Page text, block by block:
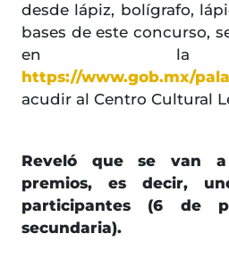
desde lápiz, bolígrafo,
bases de este concurso,
en la
https://www.gob.mx/
acudir al Centro Cultural
Reveló que se van
premios, es decir,
participantes (6 de
secundaria).